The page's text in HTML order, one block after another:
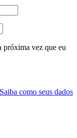
próxima vez que eu
Saiba como seus dados